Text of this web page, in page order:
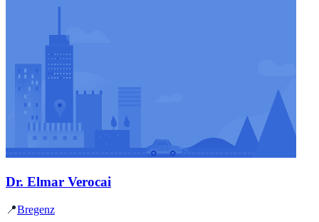
Dr. Elmar Verocai
📍Bregenz